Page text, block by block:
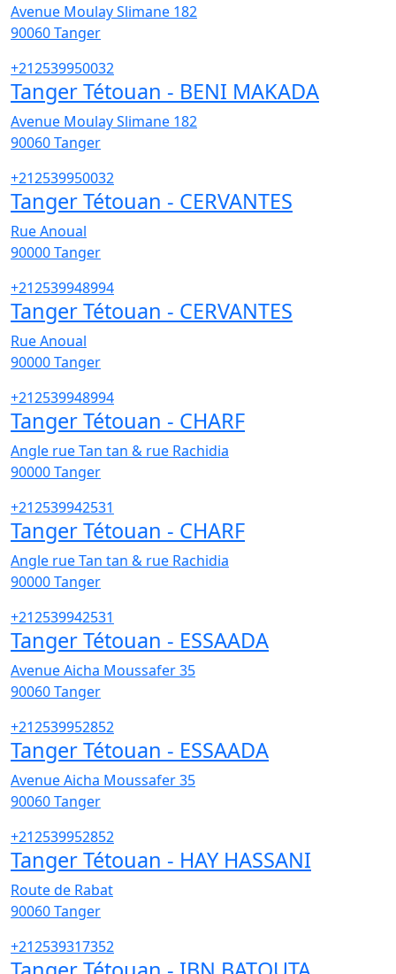
Avenue Moulay Slimane 182
90060Tanger
+212539950032
Tanger Tétouan - BENI MAKADA
Avenue Moulay Slimane 182
90060Tanger
+212539950032
Tanger Tétouan - CERVANTES
Rue Anoual
90000Tanger
+212539948994
Tanger Tétouan - CERVANTES
Rue Anoual
90000Tanger
+212539948994
Tanger Tétouan - CHARF
Angle rue Tan tan & rue Rachidia
90000Tanger
+212539942531
Tanger Tétouan - CHARF
Angle rue Tan tan & rue Rachidia
90000Tanger
+212539942531
Tanger Tétouan - ESSAADA
Avenue Aicha Moussafer 35
90060Tanger
+212539952852
Tanger Tétouan - ESSAADA
Avenue Aicha Moussafer 35
90060Tanger
+212539952852
Tanger Tétouan - HAY HASSANI
Route de Rabat
90060Tanger
+212539317352